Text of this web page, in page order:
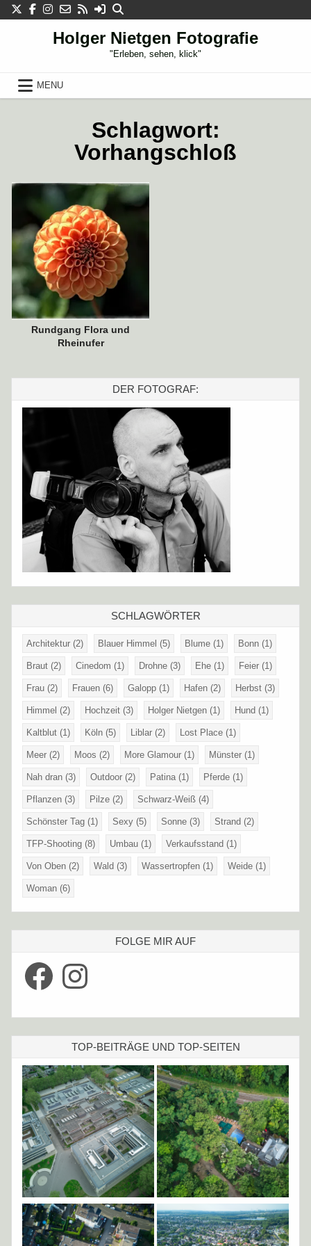
Skip
to
Holger Nietgen Fotografie
"Erleben, sehen, klick"
MENU
Schlagwort:
Vorhangschloß
10. JANUAR 2013
Rundgang Flora und
Rheinufer
DER FOTOGRAF:
SCHLAGWÖRTER
Architektur (2) Blauer Himmel (5) Blume (1) Bonn (1)
Braut (2) Cinedom (1) Drohne (3) Ehe (1) Feier (1)
Frau (2) Frauen (6) Galopp (1) Hafen (2) Herbst (3)
Himmel (2) Hochzeit (3) Holger Nietgen (1) Hund (1)
Kaltblut (1) Köln (5) Liblar (2) Lost Place (1)
Meer (2) Moos (2) More Glamour (1) Münster (1)
Nah dran (3) Outdoor (2) Patina(1) Pferde (1)
Pflanzen (3) Pilze (2) Schwarz-Weiß (4)
Schönster Tag (1) Sexy (5) Sonne (3) Strand (2)
TFP-Shooting (8) Umbau (1) Verkaufsstand (1)
Von Oben (2) Wald (3) Wassertropfen (1) Weide (1)
Woman (6)
FOLGE MIR AUF
Facebook Instagram
TOP-BEITRÄGE UND TOP-SEITEN